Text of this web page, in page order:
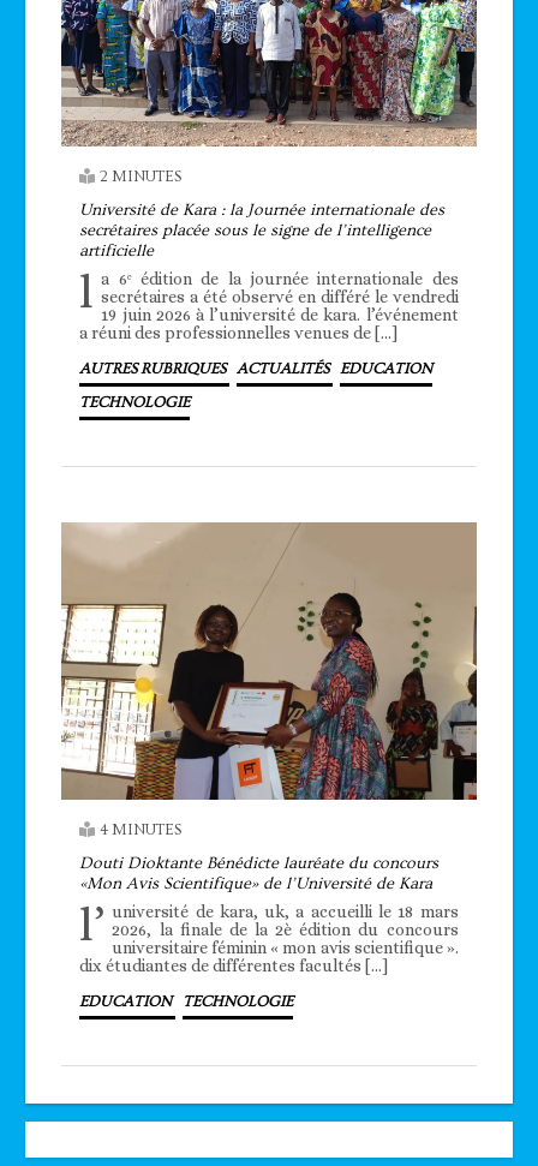
2 MINUTES
Université de Kara : la Journée internationale des
secrétaires placée sous le signe de l’intelligence
artificielle
l a 6ᵉ édition de la journée internationale des
secrétaires a été observé en différé le vendredi
19 juin 2026 à l’université de kara. l’événement
a réuni des professionnelles venues de […]
AUTRES RUBRIQUES ACTUALITÉS EDUCATION
TECHNOLOGIE
4 MINUTES
Douti Dioktante Bénédicte lauréate du concours
«Mon Avis Scientifique» de l’Université de Kara
l’ université de kara, uk, a accueilli le 18 mars
2026, la finale de la 2è édition du concours
universitaire féminin « mon avis scientifique ».
dix étudiantes de différentes facultés […]
EDUCATION TECHNOLOGIE